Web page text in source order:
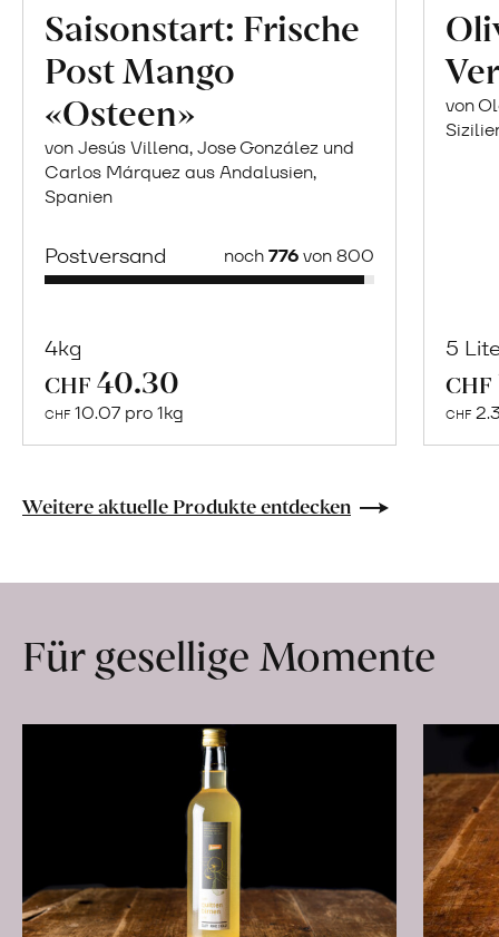
Saisonstart: Frische
Post Mango
«Osteen»
von Jesús Villena, Jose González und
Carlos Márquez aus Andalusien,
Spanien
Postversand noch776von 800
4kg
CHF 40.30
CHF 10.07 pro 1kg
Naturbelassene
Lebensmittel
Hof
erfahren
von
5
CHF
CHF
Weitere aktuelle Produkte entdecken
Für gesellige Momente